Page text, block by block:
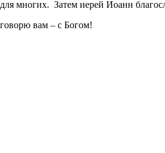
многих. Затем иерей Иоанн
вам – с Богом!